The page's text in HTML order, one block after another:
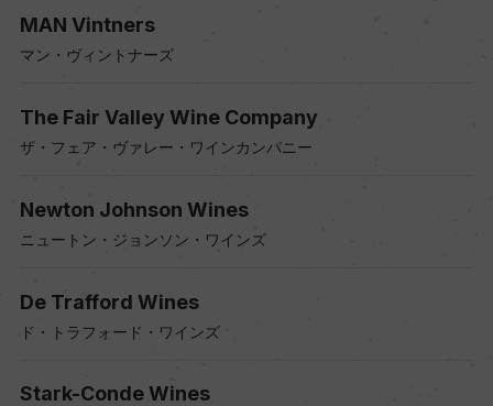
MAN Vintners
マン・ヴィントナーズ
The Fair Valley Wine Company
ザ・フェア・ヴァレー・ワインカンパニー
Newton Johnson Wines
ニュートン・ジョンソン・ワインズ
De Trafford Wines
ド・トラフォード・ワインズ
Stark-Conde Wines